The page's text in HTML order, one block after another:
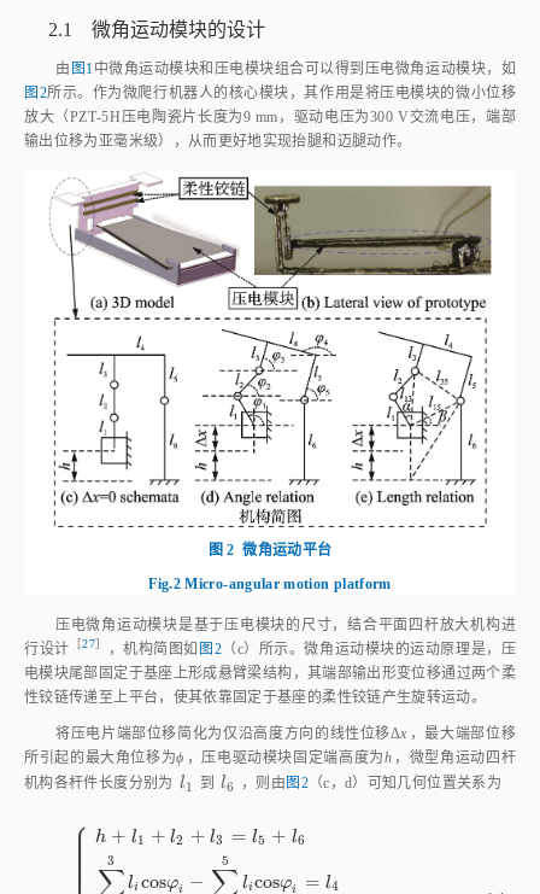
2.1 微角运动模块的设计
由 图1 中微角运动模块和压电模块组合可以得到压电微角运动模块，如
图2所示。作为微爬行机器人的核心模块，其作用是将压电模块的微小位移
放大（PZT‑5H压电陶瓷片长度为9 mm，驱动电压为300 V交流电压，端部
输出位移为亚毫米级），从而更好地实现抬腿和迈腿动作。
图 2 微角运动平台
Fig.2 Micro-angular motion platform
压电微角运动模块是基于压电模块的尺寸，结合平面四杆放大机构进
行设计 ［27］ ，机构简图如 图2（c）所示。微角运动模块的运动原理是，压
电模块尾部固定于基座上形成悬臂梁结构，其端部输出形变位移通过两个柔
性铰链传递至上平台，使其依靠固定于基座的柔性铰链产生旋转运动。
将压电片端部位移简化为仅沿高度方向的线性位移Δx ，最大端部位移
所引起的最大角位移为ϕ ，压电驱动模块固定端高度为h ，微型角运动四杆
机构各杆件长度分别为 l1
l1 到 l6
l6 ，则由图2（c，d）可知几何位置关系为
⎧
⎪
⎪
⎪
⎪⎪⎪⎪⎪
h + l1 + l2 + l3 = l5 + l6
∑
3
li cosφi − ∑
5
licosφi = l4